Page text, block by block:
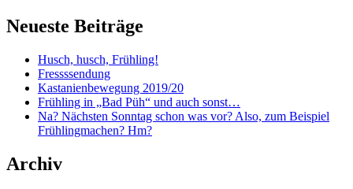
Neueste Beiträge
Husch, husch, Frühling!
Fressssendung
Kastanienbewegung 2019/20
Frühling in „Bad Püh“ und auch sonst…
Na? Nächsten Sonntag schon was vor? Also, zum Beispiel
Frühlingmachen? Hm?
Archiv